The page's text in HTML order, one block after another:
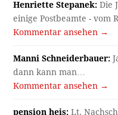
Henriette Stepanek: Die
einige Postbeamte -
Kommentar ansehen →
Manni Schneiderbauer:
dann kann man…
Kommentar ansehen →
pension heis: Lt.